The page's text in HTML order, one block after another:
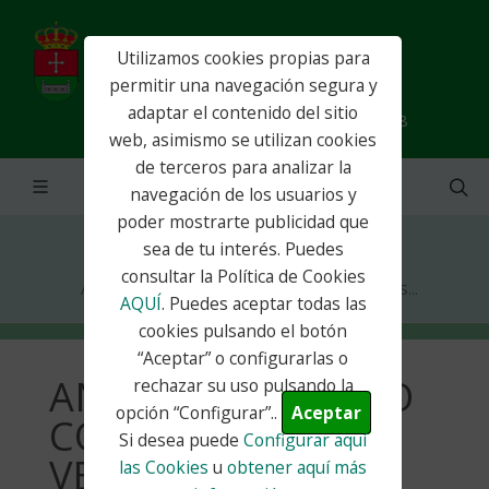
Utilizamos cookies propias para
permitir una navegación segura y
adaptar el contenido del sitio
web, asimismo se utilizan cookies
de terceros para analizar la
navegación de los usuarios y
poder mostrarte publicidad que
sea de tu interés. Puedes
consultar la Política de Cookies
AQUÍ. Puedes aceptar todas las
cookies pulsando el botón
“Aceptar” o configurarlas o
rechazar su uso pulsando la
opción “Configurar”..
Aceptar
Si desea puedeConfigurar aquí
las Cookies uobtener aquí más
info@ayuntamientocorpa.es - 91 885 92 28
Inicio Actualidad
Noticias
ANUNCIO PERIODO COBRO PADRÓN VEHÍCULOS...
ANUNCIO PERIODO
COBRO PADRÓN
VEHÍCULOS IVTM